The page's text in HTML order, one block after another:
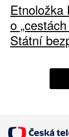
Etnoložka
o
Státní